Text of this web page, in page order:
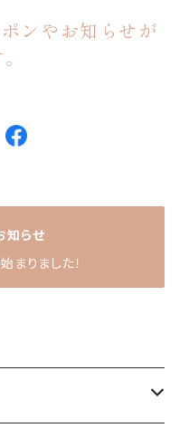
ンやお知らせが
知らせ
まりました！